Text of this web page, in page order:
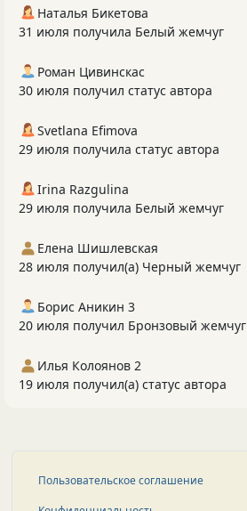
Наталья Бикетова
31 июля получила Белый жемчуг
Роман Цивинскас
30 июля получил статус автора
Svetlana Efimova
29 июля получила статус автора
Irina Razgulina
29 июля получила Белый жемчуг
Елена Шишлевская
28 июля получил(а) Черный жемчуг
Борис Аникин 3
20 июля получил Бронзовый жемчуг
Илья Колоянов 2
19 июля получил(а) статус автора
Пользовательское соглашение